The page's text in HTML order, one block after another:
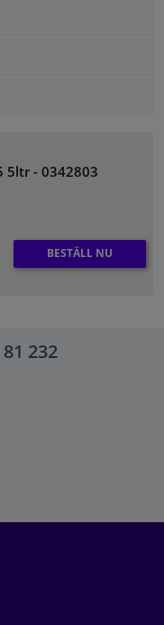
5ltr - 0342803
BESTÄLL NU
232